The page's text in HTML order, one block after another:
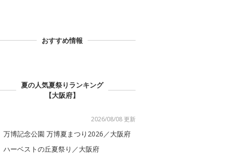
おすすめ情報
夏の人気夏祭りランキング
【大阪府】
2026/08/08 更新
万博記念公園 万博夏まつり2026／大阪府
ハーベストの丘夏祭り／大阪府